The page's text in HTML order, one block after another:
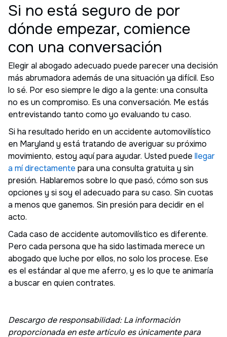
Si no está seguro de por
dónde empezar, comience
con una conversación
Elegir al abogado adecuado puede parecer una decisión
más abrumadora además de una situación ya difícil. Eso
lo sé. Por eso siempre le digo a la gente: una consulta
no es un compromiso. Es una conversación. Me estás
entrevistando tanto como yo evaluando tu caso.
Si ha resultado herido en un accidente automovilístico
en Maryland y está tratando de averiguar su próximo
movimiento, estoy aquí para ayudar. Usted puede llegar
a mí directamente para una consulta gratuita y sin
presión. Hablaremos sobre lo que pasó, cómo son sus
opciones y si soy el adecuado para su caso. Sin cuotas
a menos que ganemos. Sin presión para decidir en el
acto.
Cada caso de accidente automovilístico es diferente.
Pero cada persona que ha sido lastimada merece un
abogado que luche por ellos, no solo los procese. Ese
es el estándar al que me aferro, y es lo que te animaría
a buscar en quien contrates.
Descargo de responsabilidad: La información
proporcionada en este artículo es únicamente para